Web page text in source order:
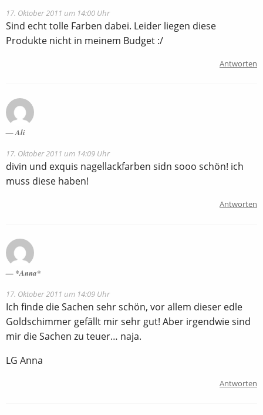
17. Oktober 2011 um 14:00 Uhr
Sind echt tolle Farben dabei. Leider liegen diese
Produkte nicht in meinem Budget :/
Antworten
Ali
17. Oktober 2011 um 14:09 Uhr
divin und exquis nagellackfarben sidn sooo schön! ich
muss diese haben!
Antworten
*Anna*
17. Oktober 2011 um 14:09 Uhr
Ich finde die Sachen sehr schön, vor allem dieser edle
Goldschimmer gefällt mir sehr gut! Aber irgendwie sind
mir die Sachen zu teuer… naja.
LG Anna
Antworten